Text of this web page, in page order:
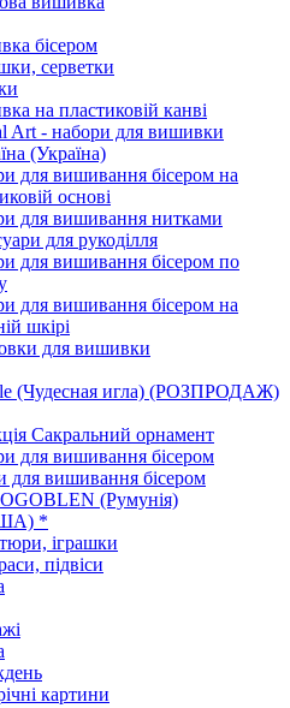
бісером
серветки
на пластиковій канві
Art - набори для вишивки
(Україна)
для вишивання бісером на
основі
для вишивання нитками
для рукоділля
для вишивання бісером по
для вишивання бісером на
шкірі
для вишивки
(Чудесная игла) (РОЗПРОДАЖ)
Сакральний орнамент
для вишивання бісером
для вишивання бісером
(Румунія)
*
іграшки
підвіси
картини